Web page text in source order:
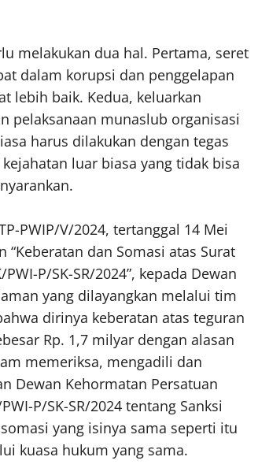
melakukan dua hal. Pertama, seret
dalam korupsi dan penggelapan
lebih baik. Kedua, keluarkan
pelaksanaan munaslub organisasi
harus dilakukan dengan tegas
luar biasa yang tidak bisa
PWIP/V/2024, tertanggal 14 Mei
dan Somasi atas Surat
P/SK-SR/2024”, kepada Dewan
yang dilayangkan melalui tim
dirinya keberatan atas teguran
Rp. 1,7 milyar dengan alasan
memeriksa, mengadili dan
Dewan Kehormatan Persatuan
P/SK-SR/2024 tentang Sanksi
yang isinya sama seperti itu
kuasa hukum yang sama.